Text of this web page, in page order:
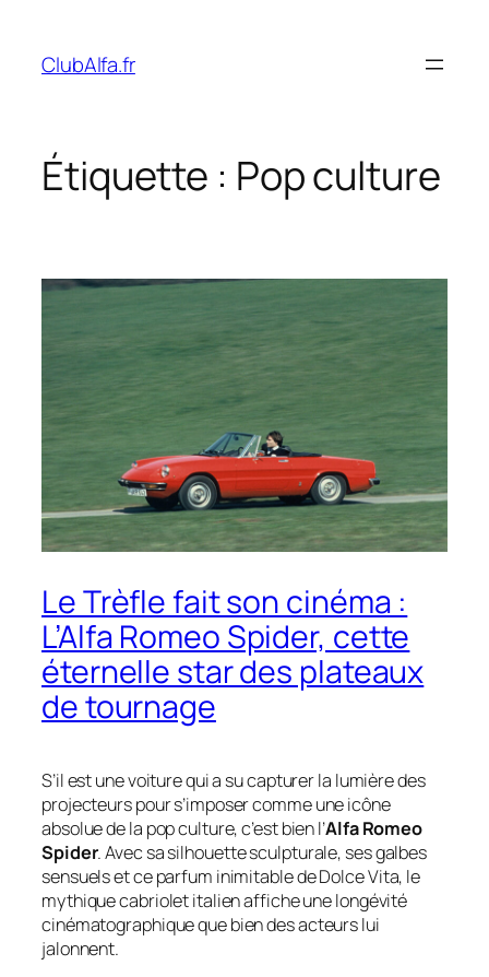
contenu
ClubAlfa.fr
Étiquette : Pop culture
Le Trèfle fait son cinéma :
L’Alfa Romeo Spider, cette
éternelle star des plateaux
de tournage
S’il est une voiture qui a su capturer la lumière des
projecteurs pour s’imposer comme une icône
absolue de la pop culture, c’est bien l’Alfa Romeo
Spider. Avec sa silhouette sculpturale, ses galbes
sensuels et ce parfum inimitable deDolce Vita, le
mythique cabriolet italien affiche une longévité
cinématographique que bien des acteurs lui
jalonnent.